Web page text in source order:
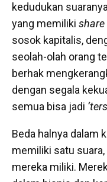
kedudukan
yang memiliki share
sosok kapitalis,
seolah-olah orang
berhak
dengan segala
semua bisa jadi
Beda halnya dalam
memiliki satu suara,
mereka miliki.